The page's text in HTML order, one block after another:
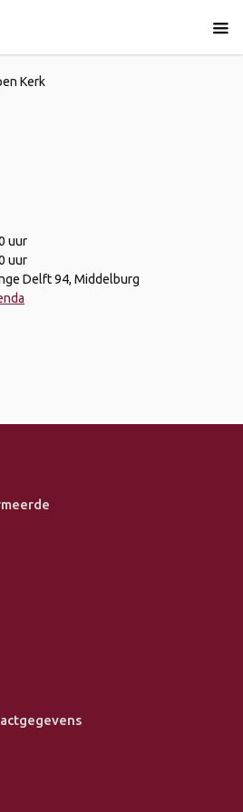
Kerk
uur
uur
Delft 94, Middelburg